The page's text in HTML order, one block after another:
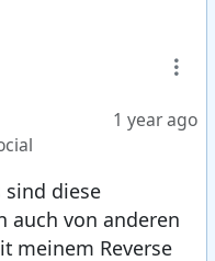
1 year ago
sind diese
auch von anderen
meinem Reverse